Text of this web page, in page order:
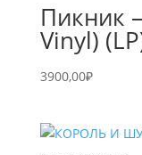
Пикник
Vinyl)
3900,00₽